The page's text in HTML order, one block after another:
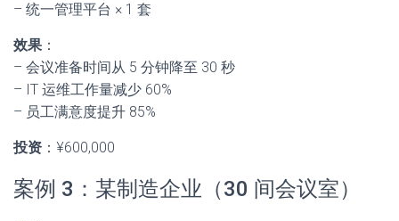
– 统一管理平台 × 1 套
效果 ：
– 会议准备时间从 5 分钟降至 30 秒
– IT 运维工作量减少 60%
– 员工满意度提升 85%
投资 ：¥600,000
案例 3：某制造企业（30 间会议室）